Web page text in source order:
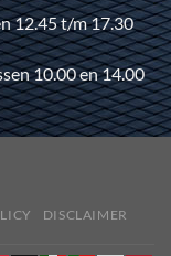
12.45 t/m 17.30
10.00 en 14.00
DISCLAIMER